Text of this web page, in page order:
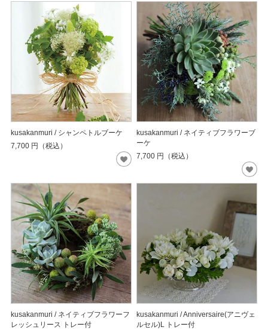
kusakanmuri / シャンペトルブーケ
7,700 円（税込）
kusakanmuri / ネイティブフラワーブ
ーケ
7,700 円（税込）
kusakanmuri / ネイティブフラワーフ
レッシュリース トレー付
kusakanmuri / Anniversaire(アニヴェ
ルセル)L トレー付